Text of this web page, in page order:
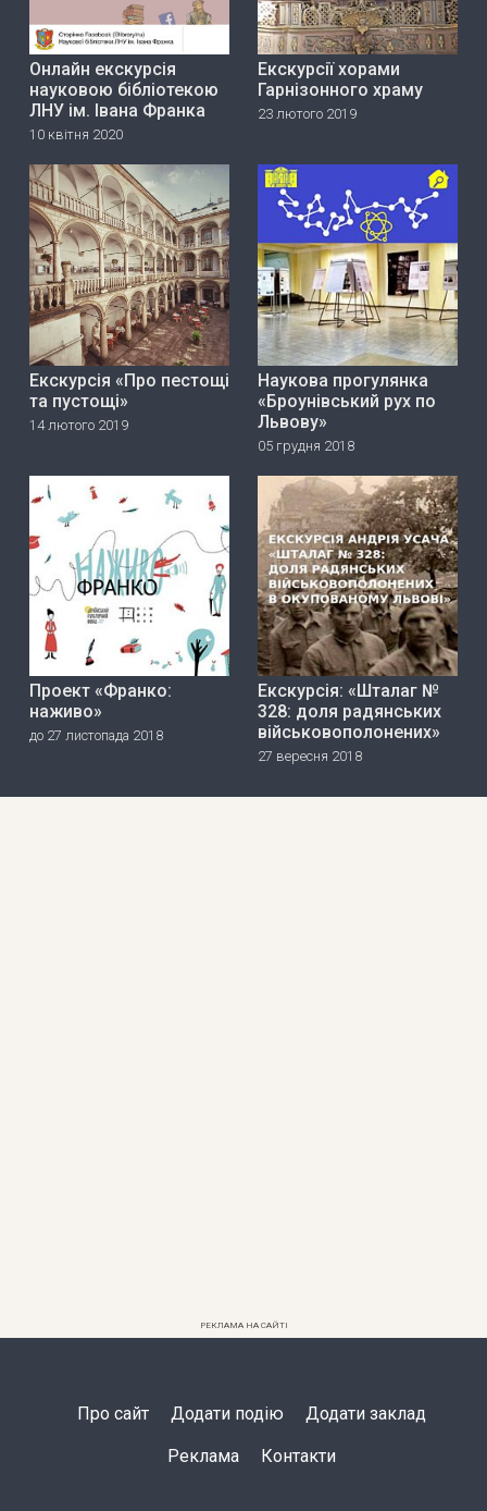
Онлайн екскурсія
науковою бібліотекою
ЛНУ ім. Івана Франка
10 квітня 2020
Екскурсії хорами
Гарнізонного храму
23 лютого 2019
Екскурсія «Про пестощі
та пустощі»
14 лютого 2019
Наукова прогулянка
«Броунівський рух по
Львову»
05 грудня 2018
Проект «Франко:
наживо»
до 27 листопада 2018
Екскурсія: «Шталаг №
328: доля радянських
військовополонених»
27 вересня 2018
РЕКЛАМА НА САЙТІ
Про сайт Додати подію Додати заклад
Реклама Контакти